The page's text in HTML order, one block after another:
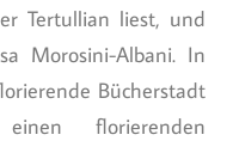
Tertullian liest, und
Morosini-Albani. In
Bücherstadt
florierenden